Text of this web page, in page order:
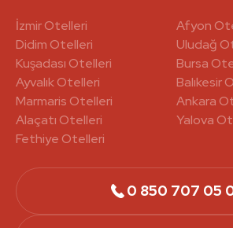
İzmir Otelleri
Didim Otelleri
Kuşadası Otelleri
Ayvalık Otelleri
Marmaris Otelleri
Alaçatı Otelleri
Fethiye Otelleri
Afyon
Uludağ
Bursa
Balıkesir
Ankara
Yalova
0 850 707 05